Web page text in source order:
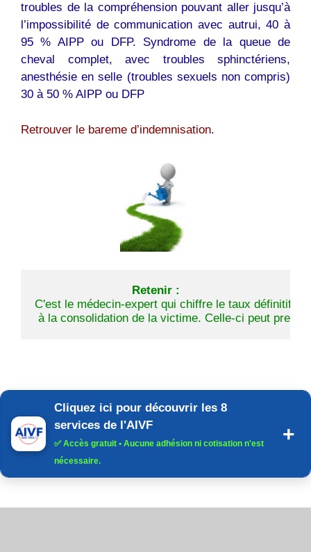
troubles de la compréhension pouvant aller jusqu’à
l’impossibilité de communication avec autrui, 40 à
95 % AIPP ou DFP. Syndrome de la queue de
cheval complet, avec troubles sphinctériens,
anesthésie en selle (troubles sexuels non compris)
30 à 50 % AIPP ou DFP
Retrouver le bareme d’indemnisation.
Retenir :
C'est le médecin-expert qui chiffre le taux définitif
à la consolidation de la victime. Celle-ci peut
Cliquez ici pour découvrir les 8
services de l'AIVF
✅Accès gratuit • Aucune adhésion ni cotisation n'est
nécessaire.